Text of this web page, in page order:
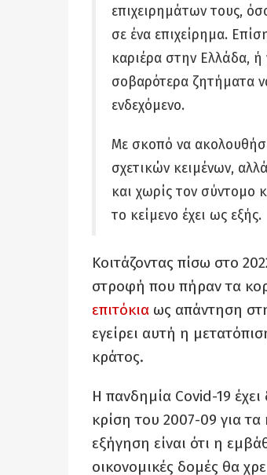
επιχειρημάτων τους,
σε ένα επιχείρημα.
καριέρα στην Ελλάδα, ή
σοβαρότερα ζητήματα
ενδεχόμενο.
Με σκοπό να
σχετικών κειμένων,
και χωρίς τον σύντομο
το κείμενο έχει ως εξής.
Κοιτάζοντας πίσω στο
στροφή που πήραν τα
επιτόκια ως απάντηση
εγείρει αυτή η
κράτος.
Η πανδημία Covid-19
κρίση του 2007-09 για
εξήγηση είναι ότι η
οικονομικές δομές θα